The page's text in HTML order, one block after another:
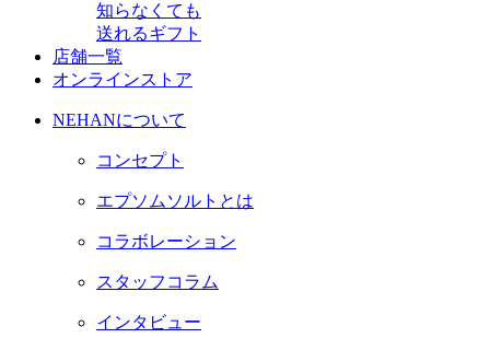
知らなくても
送れるギフト
店舗一覧
オンラインストア
NEHANについて
コンセプト
エプソムソルトとは
コラボレーション
スタッフコラム
インタビュー